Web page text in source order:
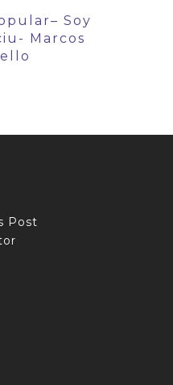
Soy
Marcos
Post